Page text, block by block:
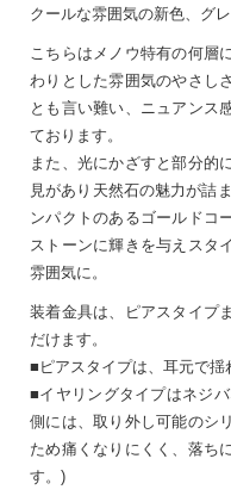
クールな雰囲気の新色、グ
こちらはメノウ特有の何層
わりとした雰囲気のやさし
とも言い難い、ニュアンス
ております。
また、光にかざすと部分的
見があり天然石の魅力が詰
ンパクトのあるゴールドコ
ストーンに輝きを与えスタ
雰囲気に。
装着金具は、ピアスタイプ
だけます。
■ピアスタイプは、耳元で揺
■イヤリングタイプはネジ
側には、取り外し可能のシ
ため痛くなりにくく、落ち
す。)